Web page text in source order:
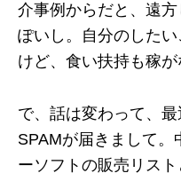
介事例からだと、遠
ぽいし。自分のした
けど、食い扶持も稼
で、話は変わって、
SPAMが届きまして
ーソフトの販売リス